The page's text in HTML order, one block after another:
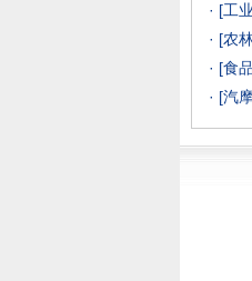
· [工
· [农
· [食
· [汽